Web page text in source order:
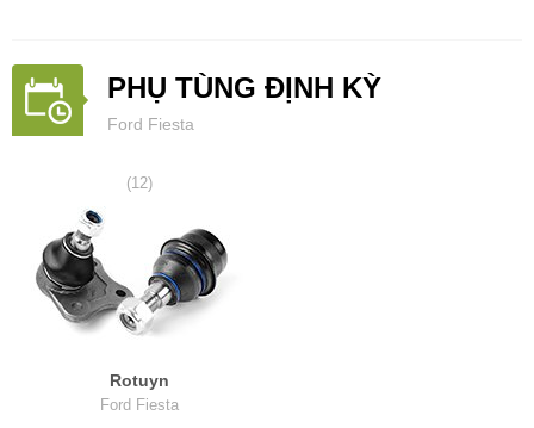
PHỤ TÙNG ĐỊNH KỲ
Ford Fiesta
(12)
Rotuyn
Ford Fiesta